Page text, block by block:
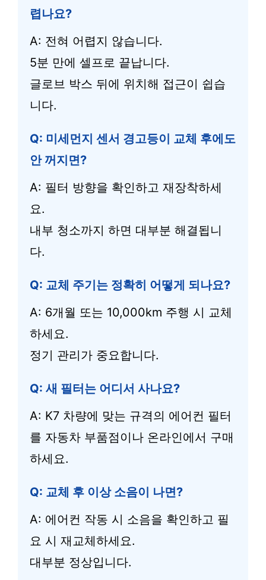
렵나요?
A: 전혀 어렵지 않습니다.
5분 만에 셀프로 끝납니다.
글로브 박스 뒤에 위치해 접근이 쉽습
니다.
Q: 미세먼지 센서 경고등이 교체 후에도
안 꺼지면?
A: 필터 방향을 확인하고 재장착하세
요.
내부 청소까지 하면 대부분 해결됩니
다.
Q: 교체 주기는 정확히 어떻게 되나요?
A: 6개월 또는 10,000km 주행 시 교체
하세요.
정기 관리가 중요합니다.
Q: 새 필터는 어디서 사나요?
A: K7 차량에 맞는 규격의 에어컨 필터
를 자동차 부품점이나 온라인에서 구매
하세요.
Q: 교체 후 이상 소음이 나면?
A: 에어컨 작동 시 소음을 확인하고 필
요 시 재교체하세요.
대부분 정상입니다.